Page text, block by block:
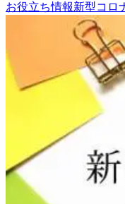
お役立ち情報新型コロ